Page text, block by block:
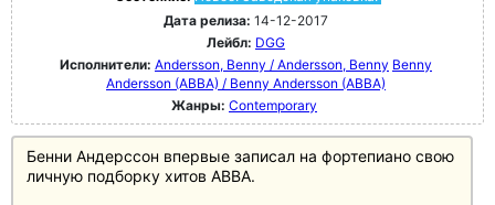
Дата релиза: 14-12-2017
Лейбл: DGG
Исполнители: Andersson, Benny / Andersson, Benny Benny
Andersson (ABBA) / Benny Andersson (ABBA)
Жанры: Contemporary
Бенни Андерссон впервые записал на фортепиано свою
личную подборку хитов ABBA.